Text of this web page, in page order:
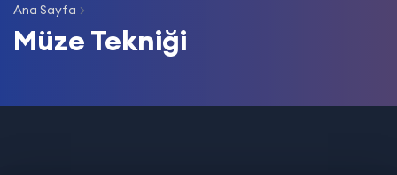
Ana Sayfa
Müze Tekniği